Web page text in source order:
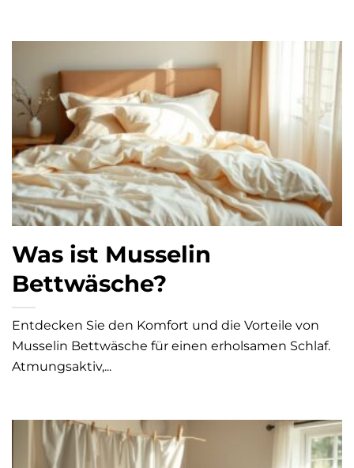
Was ist Musselin
Bettwäsche?
Entdecken Sie den Komfort und die Vorteile von
Musselin Bettwäsche für einen erholsamen Schlaf.
Atmungsaktiv,...